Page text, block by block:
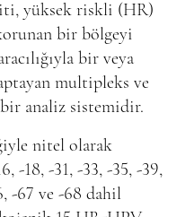
yüksek riskli (HR)
bir bölgeyi
bir veya
multipleks ve
analiz sistemidir.
nitel olarak
-18, -31, -33, -35, -39,
-67 ve -68 dahil